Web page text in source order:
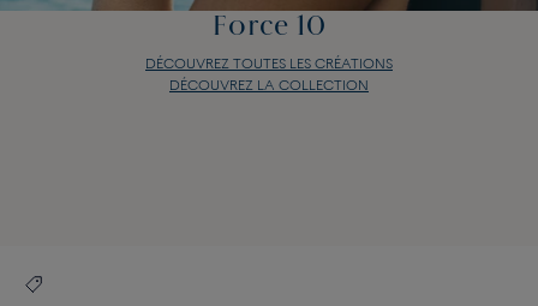
Force 10
DÉCOUVREZ TOUTES LES CRÉATIONS
DÉCOUVREZ LA COLLECTION